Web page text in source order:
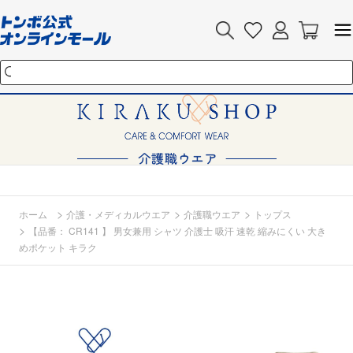
ホーム > 介護・メディカルウエア > 介護職ウエア > トップス
>
【品番： CR141 】 男女兼用 シャツ 介護士 吸汗 速乾 縮みにくい 大き
めポケット キラク